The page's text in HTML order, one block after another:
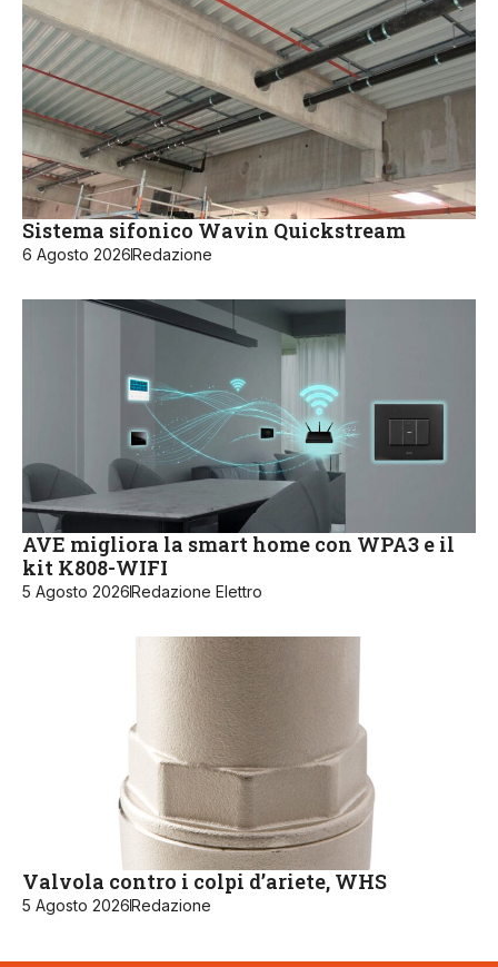
Sistema sifonico Wavin Quickstream
6 Agosto 2026Redazione
AVE migliora la smart home con WPA3 e il
kit K808-WIFI
5 Agosto 2026Redazione Elettro
Valvola contro i colpi d’ariete, WHS
5 Agosto 2026Redazione